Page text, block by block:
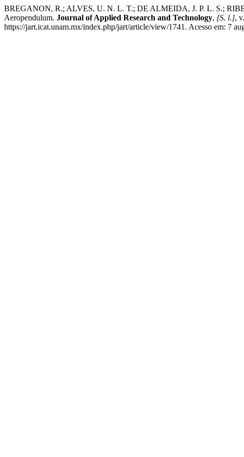
BREGANON, R.; ALVES, U. N. L. T.; DE ALMEIDA, J. P. L. S.;
Aeropendulum. Journal of Applied Research and Technology, [S. l.],
https://jart.icat.unam.mx/index.php/jart/article/view/1741. Acesso em: 7